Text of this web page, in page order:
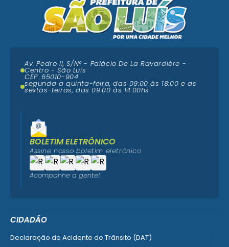
CIDADÃO
Declaração de Acidente de Trânsito (DAT)
Av. Pedro II, S/N° - Palácio De La Ravardière -
Centro - São Luís
CEP: 65010-904
segunda a quinta-feira, das 09:00 ás 18:00 e as
sextas-feiras, das 09:00 às 14:00hs
BOLETIM ELETRÔNICO
Assine nosso boletim eletrônico
Acompanhe a gente!